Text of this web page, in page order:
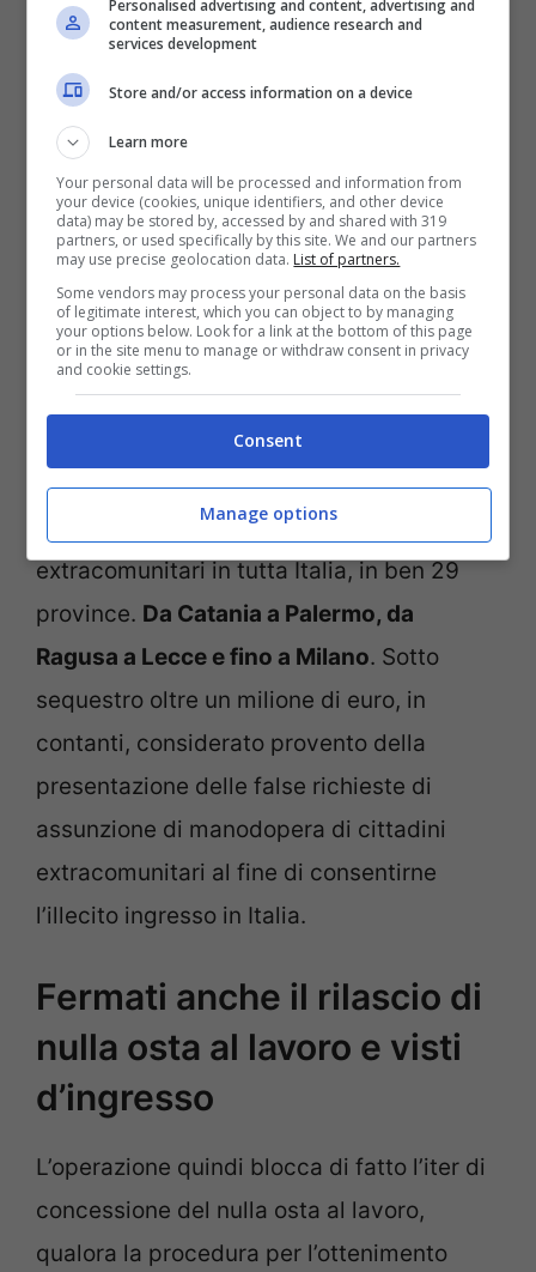
Altri duemila euro per un contratto di
lavoro falso. Nelle scorse ore i carabinieri
per la Tutela del lavoro e gli uomini della
guardia di finanza, agli ordini del capitano
Angelo Attanasio, hanno eseguito due
distinti provvedimenti. Il primo ha colpito
la criminalità organizzata, che ha agito sul
territorio di Battipaglia, in Campania, e a
Matera, in Basilicata.
Il secondo ha inflitto un duro colpo ad
un’associazione individuata dalla Procura
salernitana in grado di “sparpagliare”
extracomunitari in tutta Italia, in ben 29
province. Da Catania a Palermo, da
Ragusa a Lecce e fino a Milano. Sotto
sequestro oltre un milione di euro, in
contanti, considerato provento della
presentazione delle false richieste di
assunzione di manodopera di cittadini
extracomunitari al fine di consentirne
l’illecito ingresso in Italia.
Fermati anche il rilascio di
nulla osta al lavoro e visti
d’ingresso
L’operazione quindi blocca di fatto l’iter di
concessione del nulla osta al lavoro,
qualora la procedura per l’ottenimento
Personalised advertising and content, advertising and
content measurement, audience research and
services development
Store and/or access information on a device
Learn more
Your personal data will be processed and information from
your device (cookies, unique identifiers, and other device
data) may be stored by, accessed by and shared with 319
partners, or used specifically by this site. We and our partners
may use precise geolocation data. List of partners.
Some vendors may process your personal data on the basis
of legitimate interest, which you can object to by managing
your options below. Look for a link at the bottom of this page
or in the site menu to manage or withdraw consent in privacy
and cookie settings.
Consent
Manage options